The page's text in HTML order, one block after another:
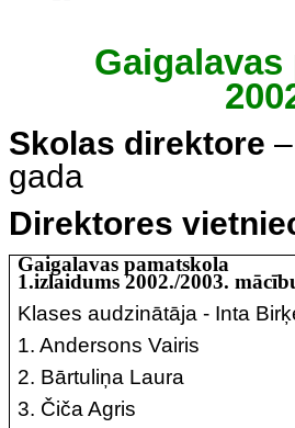
Skolas direktore
gada
Direktores
Gaigalavas pamatskola
1.izlaidums 2002./2003.
Klases audzinātāja - Inta
1. Andersons Vairis
2. Bārtuliņa Laura
3. Čiča Agris